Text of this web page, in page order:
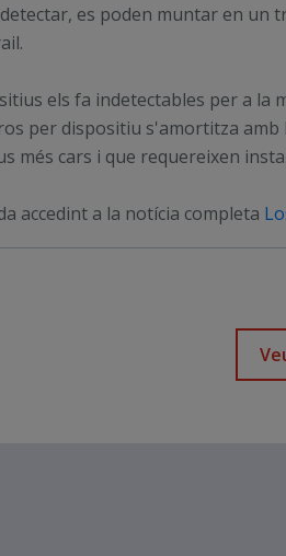
es poden muntar en un
els fa indetectables per a
per dispositiu s'amortitza
cars i que requereixen
accedint a la notícia completa